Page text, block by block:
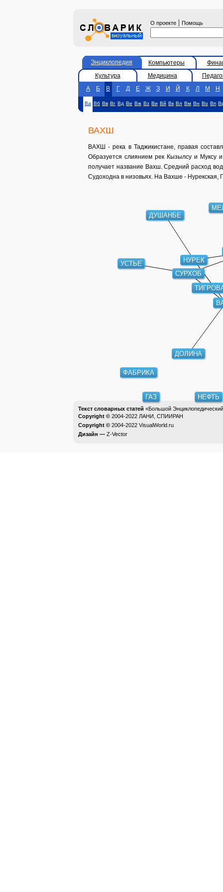
О проекте | Помощь
Энциклопедия Компьютеры
Культура
Медицина
А
Б В Г Д Е Ж З И Й К Л М Н
Ва Вб Вв Вг Вд Ве Вж Вз Ви Вй Вк Вл Вм Вн Во Вп
ВАХШ
ВАХШ - река в Таджикистане, правая
Образуется слиянием рек Кызылсу и Муксу
получает название Вахш. Средний расход
Судоходна в низовьях. На Вахше - Нурекская,
НУРЕК
СУРХОБ
ДОЛИНА
ДУШАНБЕ
УСТЬЕ
НЕФТЬ
ФАБРИКА
ГАЗ
Текст словарных статей «Большой
Copyright © 2004-2022 ЛАНИ, СПИИРАН
Copyright © 2004-2022 VisualWorld.ru
Дизайн — Z-Vector